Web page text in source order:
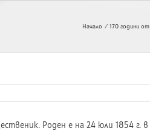
Начало 170 години
Роден е на 24 юли 1854 г.